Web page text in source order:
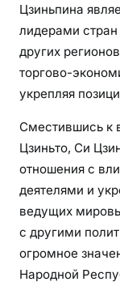
Цзиньпина
лидерами
других
торгово-
укрепляя
Сместившись к
Цзиньто, Си
отношения с
деятелями и
ведущих
с другими
огромное
Народной